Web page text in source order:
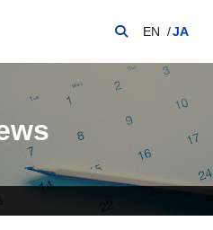
EN JA